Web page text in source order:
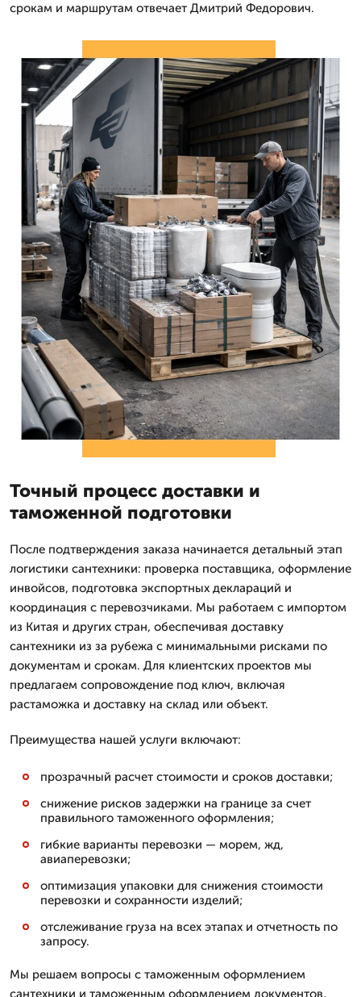
срокам и маршрутам отвечает Дмитpий Федорович.
Точный процесс доставки и
таможенной подготовки
После подтверждения заказа начинается детальный этап
логистики сантехники: проверка поставщика, оформление
инвойсов, подготовка экспортных деклараций и
координация с перевозчиками. Мы работаем с импортом
из Китая и других стран, обеспечивая доставку
сантехники из за рубежа с минимальными рисками по
документам и срокам. Для клиентских проектов мы
предлагаем сопровождение под ключ, включая
растаможка и доставку на склад или объект.
Преимущества нашей услуги включают:
прозрачный расчет стоимости и сроков доставки;
снижение рисков задержки на границе за счет
правильного таможенного оформления;
гибкие варианты перевозки — морем, жд,
авиаперевозки;
оптимизация упаковки для снижения стоимости
перевозки и сохранности изделий;
отслеживание груза на всех этапах и отчетность по
запросу.
Мы решаем вопросы с таможенным оформлением
сантехники и таможенным оформлением документов,